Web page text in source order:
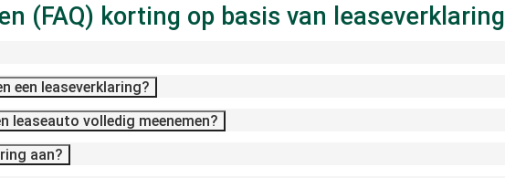
(FAQ) korting op basis van leaseverklaring
een leaseverklaring?
leaseauto volledig meenemen?
aan?